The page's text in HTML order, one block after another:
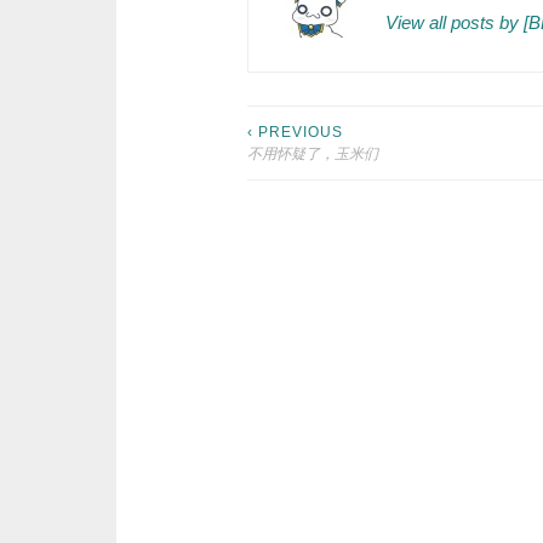
View all posts by
Post
‹ PREVIOUS
不用怀疑了，玉米们